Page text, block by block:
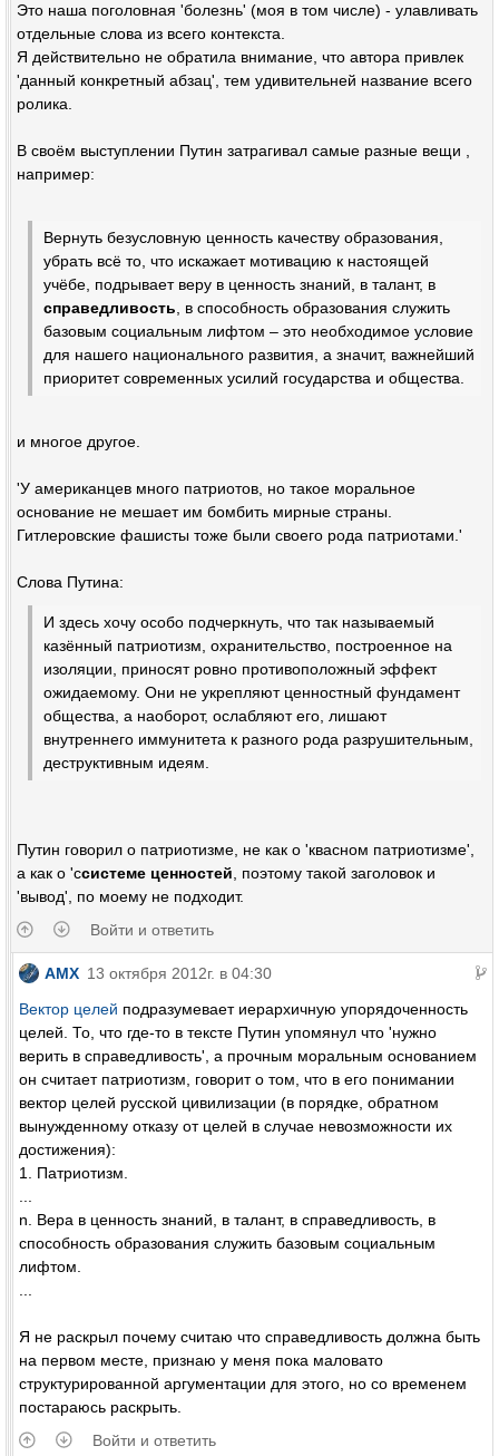
Это наша поголовная 'болезнь' (моя в том числе) - улавливать
отдельные слова из всего контекста.
Я действительно не обратила внимание, что автора привлек
'данный конкретный абзац', тем удивительней название всего
ролика.
В своём выступлении Путин затрагивал самые разные вещи ,
например:
Вернуть безусловную ценность качеству образования,
убрать всё то, что искажает мотивацию к настоящей
учёбе, подрывает веру в ценность знаний, в талант, в
справедливость , в способность образования служить
базовым социальным лифтом – это необходимое условие
для нашего национального развития, а значит, важнейший
приоритет современных усилий государства и общества.
и многое другое.
'У американцев много патриотов, но такое моральное
основание не мешает им бомбить мирные страны.
Гитлеровские фашисты тоже были своего рода патриотами.'
Слова Путина:
И здесь хочу особо подчеркнуть, что так называемый
казённый патриотизм, охранительство, построенное на
изоляции, приносят ровно противоположный эффект
ожидаемому. Они не укрепляют ценностный фундамент
общества, а наоборот, ослабляют его, лишают
внутреннего иммунитета к разного рода разрушительным,
деструктивным идеям.
Путин говорил о патриотизме, не как о 'квасном патриотизме',
а как о 'ссистеме ценностей , поэтому такой заголовок и
'вывод', по моему не подходит.
Войти и ответить
AMX 13 октября 2012г. в 04:30
Вектор целей подразумевает иерархичную упорядоченность
целей. То, что где-то в тексте Путин упомянул что 'нужно
верить в справедливость', а прочным моральным основанием
он считает патриотизм, говорит о том, что в его понимании
вектор целей русской цивилизации (в порядке, обратном
вынужденному отказу от целей в случае невозможности их
достижения):
1. Патриотизм.
n. Вера в ценность знаний, в талант, в справедливость, в
способность образования служить базовым социальным
лифтом.
Я не раскрыл почему считаю что справедливость должна быть
на первом месте, признаю у меня пока маловато
структурированной аргументации для этого, но со временем
постараюсь раскрыть.
Войти и ответить